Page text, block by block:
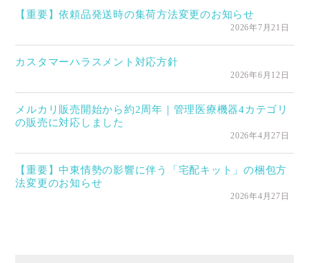
【重要】依頼品発送時の集荷方法変更のお知らせ
2026年7月21日
カスタマーハラスメント対応方針
2026年6月12日
メルカリ販売開始から約2周年｜管理医療機器4カテゴリ
の販売に対応しました
2026年4月27日
【重要】中東情勢の影響に伴う「宅配キット」の梱包方
法変更のお知らせ
2026年4月27日